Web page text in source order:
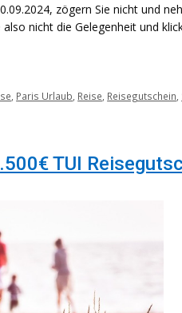
zögern Sie nicht und
also nicht die Gelegenheit und
, Paris Urlaub, Reise, Reisegutschein,
TUI